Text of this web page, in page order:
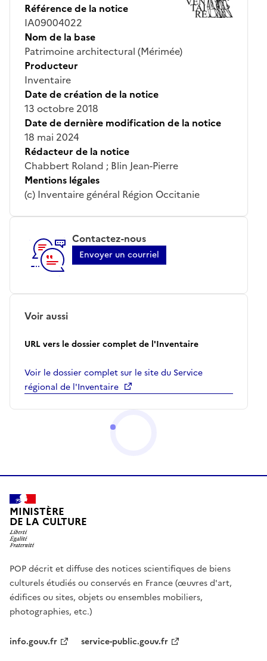
Référence de la notice
IA09004022
Nom de la base
Patrimoine architectural (Mérimée)
Producteur
Inventaire
Date de création de la notice
13 octobre 2018
Date de dernière modification de la notice
18 mai 2024
Rédacteur de la notice
Chabbert Roland ; Blin Jean-Pierre
Mentions légales
(c) Inventaire général Région Occitanie
Contactez-nous
Envoyer un courriel
Voir aussi
URL vers le dossier complet de l'Inventaire
Voir le dossier complet sur le site du Service
régional de l'Inventaire
MINISTÈRE
DE LA CULTURE
POP décrit et diffuse des notices scientifiques de biens
culturels étudiés ou conservés en France (œuvres d'art,
édifices ou sites, objets ou ensembles mobiliers,
photographies, etc.)
info.gouv.fr
service-public.gouv.fr